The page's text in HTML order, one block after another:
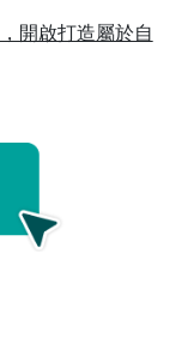
開啟打造屬於自